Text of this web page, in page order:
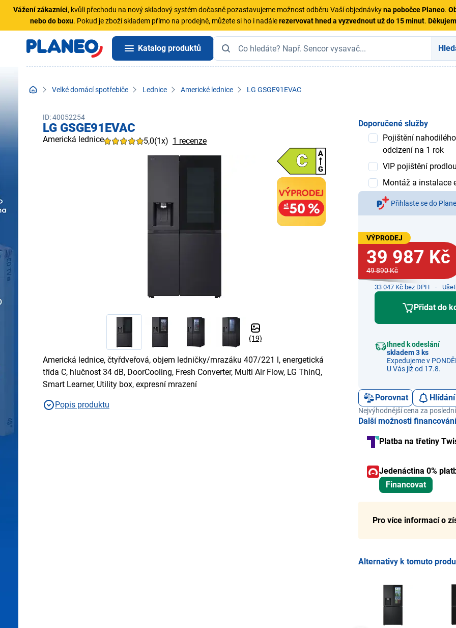
Vážení zákazníci, kvůli přechodu na nový skladový systém dočasně pozastavujeme možnost odběru Vaší objednávkyna pobočce Planeo.
nebo do boxu. Pokud je zboží skladem přímo na prodejně, můžete si ho i nadálerezervovat hned a vyzvednout už do 15 minut.
Katalog produktů
Velké domácí spotřebiče Lednice Americké lednice LG GSGE91EVAC
ID: 40052254
LG GSGE91EVAC
Americká lednice 5,0(1x) 1 recenze
(19)
Americká lednice, čtyřdveřová, objem ledničky/mrazáku 407/221 l, energetická
třída C, hlučnost 34 dB, DoorCooling, Fresh Converter, Multi Air Flow, LG ThinQ,
Smart Learner, Utility box, expresní mrazení
Popis produktu
Doporučené služby
Pojištění
odcizení na 1 rok
VIP pojištění
Montáž a instalace
Přihlaste se do
VÝPRODEJ
39 987 Kč
49 890 Kč
33 047 Kč bez DPH
Přidat do
Ihned k odeslání
skladem 3 ks
Expedujeme v
U Vás již od 17.8.
Porovnat
Nejvýhodnější cena za
Další možnosti financování
Platba na třetiny
Jedenáctina 0%
Financovat
Pro více informací o
Alternativy k tomuto